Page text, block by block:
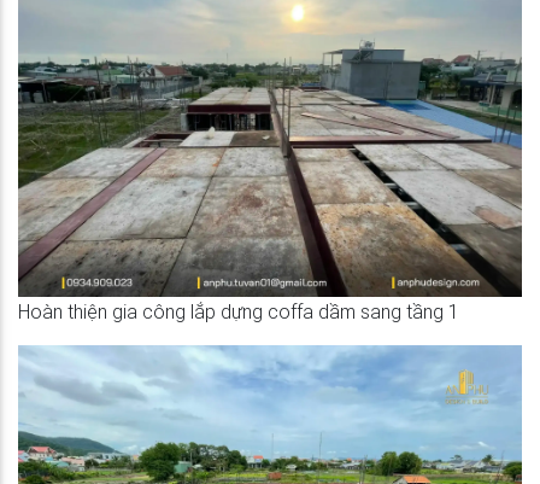
Hoàn thiện gia công lắp dựng coffa dầm sang tầng 1